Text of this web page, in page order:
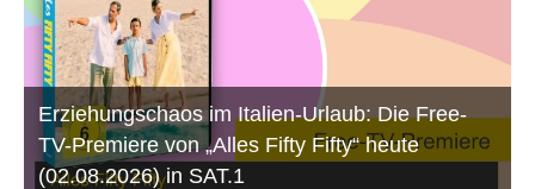
Erziehungschaos im Italien-Urlaub: Die Free-
TV-Premiere von „Alles Fifty Fifty“ heute
(02.08.2026) in SAT.1